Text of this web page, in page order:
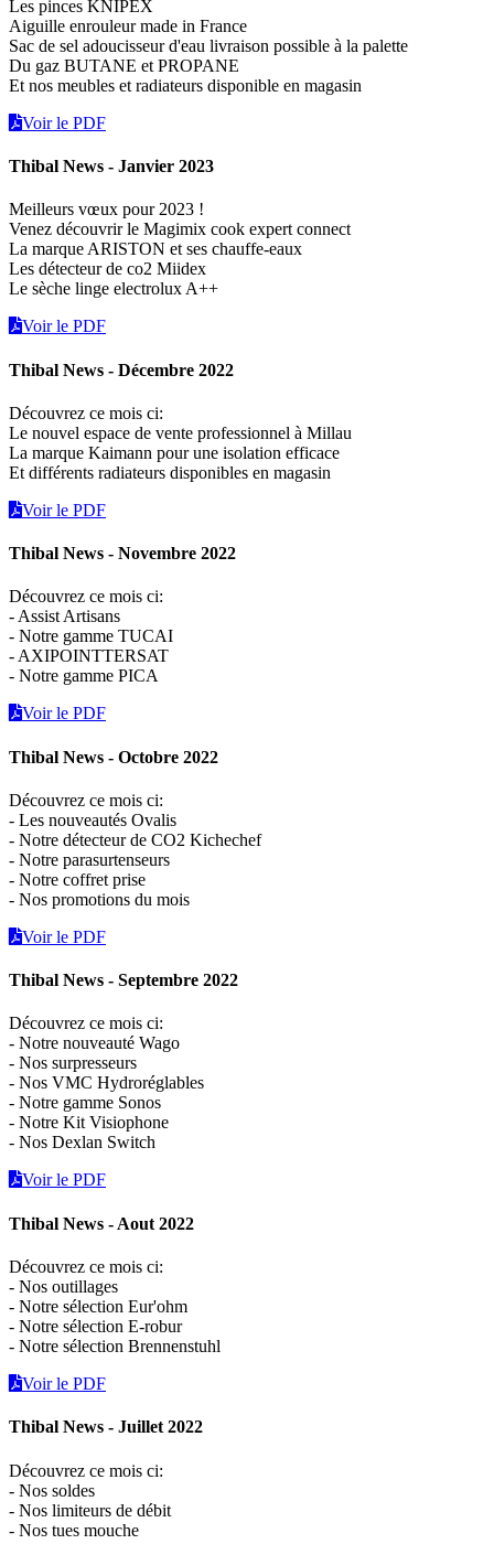
Les pinces KNIPEX
Aiguille enrouleur made in France
Sac de sel adoucisseur d'eau livraison possible à la palette
Du gaz BUTANE et PROPANE
Et nos meubles et radiateurs disponible en magasin
Voir le PDF
Thibal News - Janvier 2023
Meilleurs vœux pour 2023 !
Venez découvrir le Magimix cook expert connect
La marque ARISTON et ses chauffe-eaux
Les détecteur de co2 Miidex
Le sèche linge electrolux A++
Voir le PDF
Thibal News - Décembre 2022
Découvrez ce mois ci:
Le nouvel espace de vente professionnel à Millau
La marque Kaimann pour une isolation efficace
Et différents radiateurs disponibles en magasin
Voir le PDF
Thibal News - Novembre 2022
Découvrez ce mois ci:
- Assist Artisans
- Notre gamme TUCAI
- AXIPOINTTERSAT
- Notre gamme PICA
Voir le PDF
Thibal News - Octobre 2022
Découvrez ce mois ci:
- Les nouveautés Ovalis
- Notre détecteur de CO2 Kichechef
- Notre parasurtenseurs
- Notre coffret prise
- Nos promotions du mois
Voir le PDF
Thibal News - Septembre 2022
Découvrez ce mois ci:
- Notre nouveauté Wago
- Nos surpresseurs
- Nos VMC Hydroréglables
- Notre gamme Sonos
- Notre Kit Visiophone
- Nos Dexlan Switch
Voir le PDF
Thibal News - Aout 2022
Découvrez ce mois ci:
- Nos outillages
- Notre sélection Eur'ohm
- Notre sélection E-robur
- Notre sélection Brennenstuhl
Voir le PDF
Thibal News - Juillet 2022
Découvrez ce mois ci:
- Nos soldes
- Nos limiteurs de débit
- Nos tues mouche